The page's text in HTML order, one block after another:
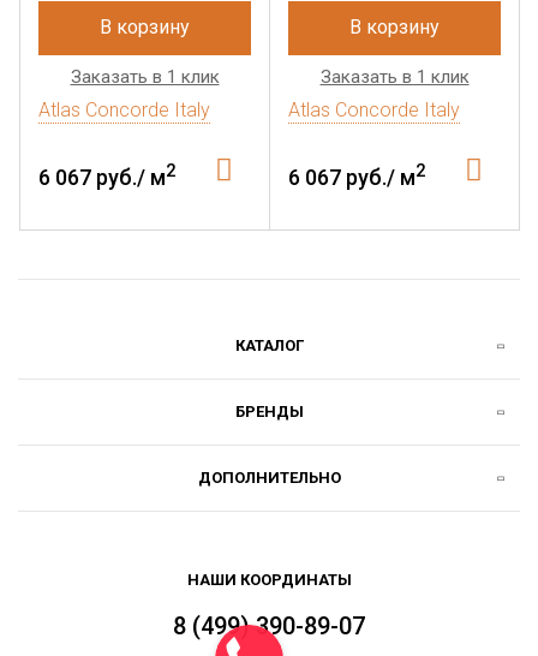
В корзину
Заказать в 1 клик
Atlas Concorde Italy
6 067 руб./ м2
В корзину
Заказать в 1 клик
Atlas Concorde Italy
6 067 руб./ м2
КАТАЛОГ
БРЕНДЫ
ДОПОЛНИТЕЛЬНО
НАШИ КООРДИНАТЫ
8 (499) 390-89-07